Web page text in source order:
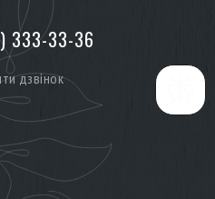
333-33-36
дзвінок